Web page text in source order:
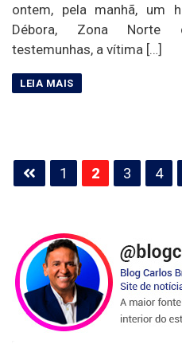
ontem, pela manhã, um
Débora, Zona Norte
testemunhas, a vítima […]
Paginação
de
1 2 3 4